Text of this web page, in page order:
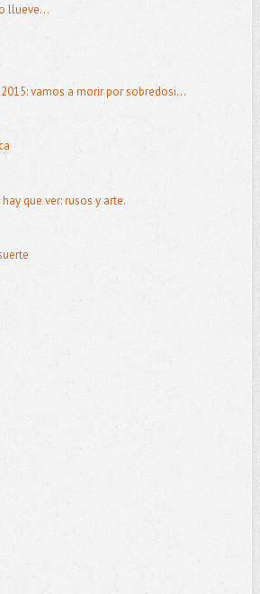
llueve...
vamos a morir por sobredosi...
que ver: rusos y arte.